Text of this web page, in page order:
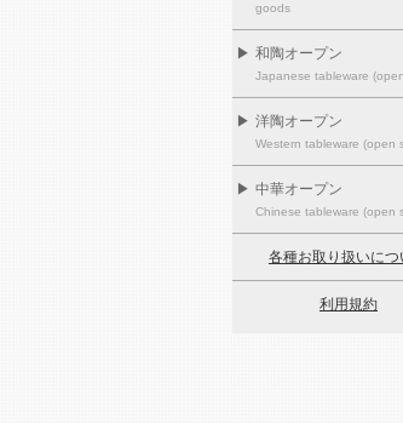
goods
▶ 和陶オープン
Japanese tableware
▶ 洋陶オープン
Western tableware (open
▶ 中華オープン
Chinese tableware (open
各種お取り扱いにつ
利用規約